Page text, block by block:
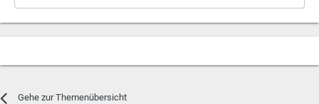
Gehe zur Themenübersicht